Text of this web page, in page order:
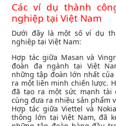
Các ví dụ thành
nghiệp tại Việt Nam
Dưới đây là một số ví dụ
nghiệp tại Việt Nam:
Hợp tác giữa Masan và
đoàn đa ngành tại Việt
những tập đoàn lớn nhất
ra một liên minh chiến lược.
đã tạo ra một sức mạnh tài
cùng đưa ra nhiều sản phẩm
Hợp tác giữa Viettel và
thông lớn tại Việt Nam, đã